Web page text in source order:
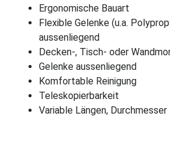
Ergonomische Bauart
Flexible Gelenke (u.a.
aussenliegend
Decken-, Tisch- oder
Gelenke aussenliegend
Komfortable Reinigung
Teleskopierbarkeit
Variable Längen, Durchmesser